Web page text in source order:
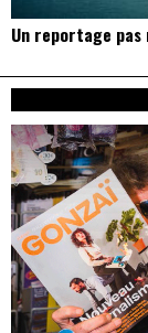
Un reportage pas